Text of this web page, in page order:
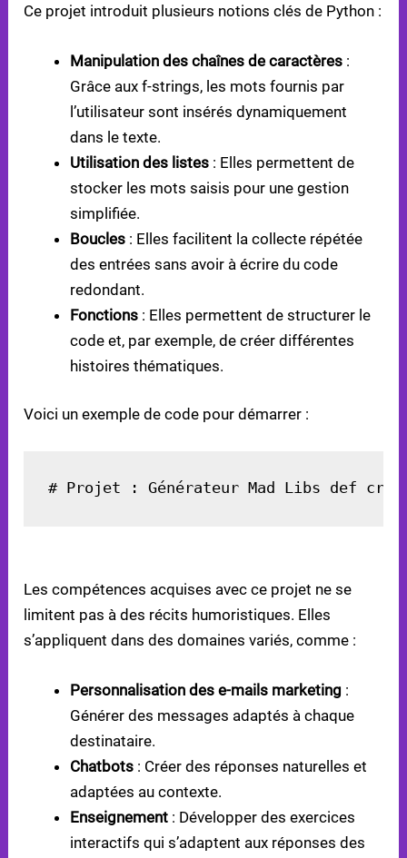
Ce projet introduit plusieurs notions clés de Python :
Manipulation des chaînes de caractères :
Grâce aux f-strings, les mots fournis par
l’utilisateur sont insérés dynamiquement
dans le texte.
Utilisation des listes : Elles permettent de
stocker les mots saisis pour une gestion
simplifiée.
Boucles : Elles facilitent la collecte répétée
des entrées sans avoir à écrire du code
redondant.
Fonctions : Elles permettent de structurer le
code et, par exemple, de créer différentes
histoires thématiques.
Voici un exemple de code pour démarrer :
# Projet : Générateur Mad Libs def
Les compétences acquises avec ce projet ne se
limitent pas à des récits humoristiques. Elles
s’appliquent dans des domaines variés, comme :
Personnalisation des e-mails marketing :
Générer des messages adaptés à chaque
destinataire.
Chatbots : Créer des réponses naturelles et
adaptées au contexte.
Enseignement : Développer des exercices
interactifs qui s’adaptent aux réponses des